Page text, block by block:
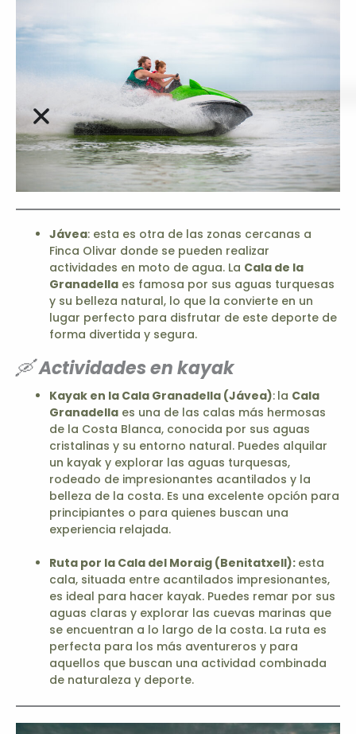
Jávea: esta es otra de las zonas cercanas a
Finca Olivar donde se pueden realizar
actividades en moto de agua. La Cala de la
Granadella es famosa por sus aguas turquesas
y su belleza natural, lo que la convierte en un
lugar perfecto para disfrutar de este deporte de
forma divertida y segura.
🛶Actividades en kayak
Kayak en la Cala Granadella (Jávea): la Cala
Granadella es una de las calas más hermosas
de la Costa Blanca, conocida por sus aguas
cristalinas y su entorno natural. Puedes alquilar
un kayak y explorar las aguas turquesas,
rodeado de impresionantes acantilados y la
belleza de la costa. Es una excelente opción para
principiantes o para quienes buscan una
experiencia relajada.
Ruta por la Cala del Moraig (Benitatxell): esta
cala, situada entre acantilados impresionantes,
es ideal para hacer kayak. Puedes remar por sus
aguas claras y explorar las cuevas marinas que
se encuentran a lo largo de la costa. La ruta es
perfecta para los más aventureros y para
aquellos que buscan una actividad combinada
de naturaleza y deporte.